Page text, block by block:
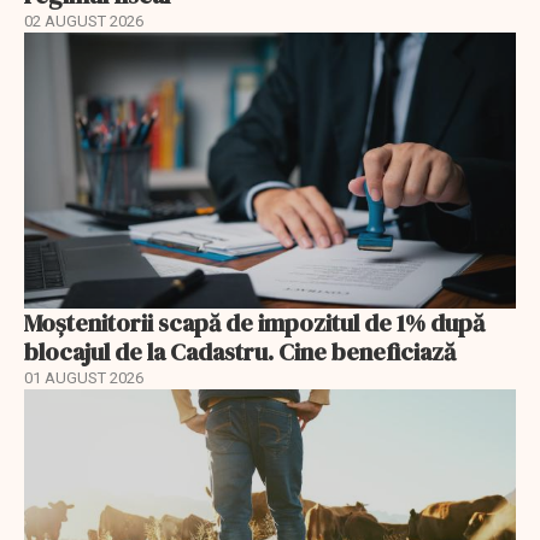
02 AUGUST 2026
Moștenitorii scapă de impozitul de 1% după
blocajul de la Cadastru. Cine beneficiază
01 AUGUST 2026